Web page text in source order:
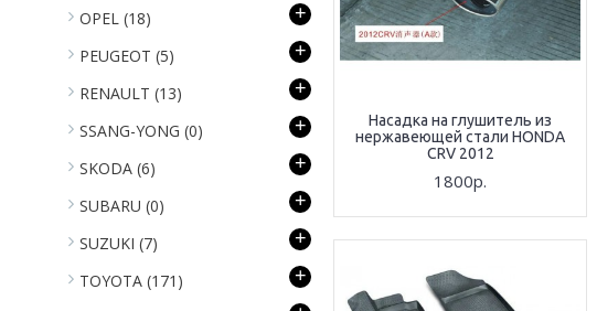
OPEL (18) +
PEUGEOT (5) +
RENAULT (13) +
SSANG-YONG (0) +
SKODA (6) +
SUBARU (0) +
SUZUKI (7) +
TOYOTA (171) +
Насадка на глушитель из
нержавеющей стали HONDA
CRV 2012
1800р.